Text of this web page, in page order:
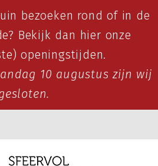
bezoeken rond of in de
Bekijk dan hier onze
openingstijden.
10 augustus zijn wij